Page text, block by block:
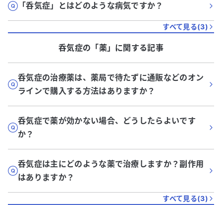
「呑気症」とはどのような病気ですか？
すべて見る(3)
呑気症の「薬」に関する記事
呑気症の治療薬は、薬局で待たずに通販などのオン
ラインで購入する方法はありますか？
呑気症で薬が効かない場合、どうしたらよいです
か？
呑気症は主にどのような薬で治療しますか？副作用
はありますか？
すべて見る(3)